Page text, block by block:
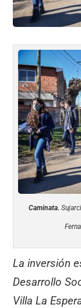
Caminata.
La inversión
Desarrollo
Villa La